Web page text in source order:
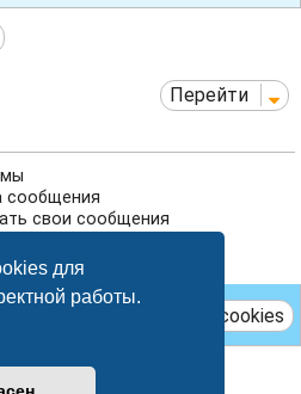
для
работы.
Перейти
сообщения
свои сообщения
Удалить cookies
style byIan Bradley
® Forum Software © phpBB Limited